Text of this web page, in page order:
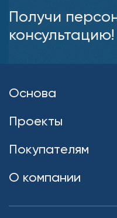
Получи
консультацию!
Основа
Проекты
Покупателям
О компании